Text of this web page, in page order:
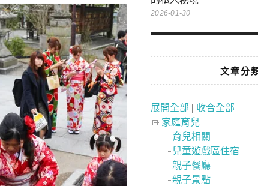
弱勢中的強勢...
2026-01-30
文章分
展開全部
收合全部
家庭育兒
育兒相關
兒童遊戲區住宿
親子餐廳
親子景點